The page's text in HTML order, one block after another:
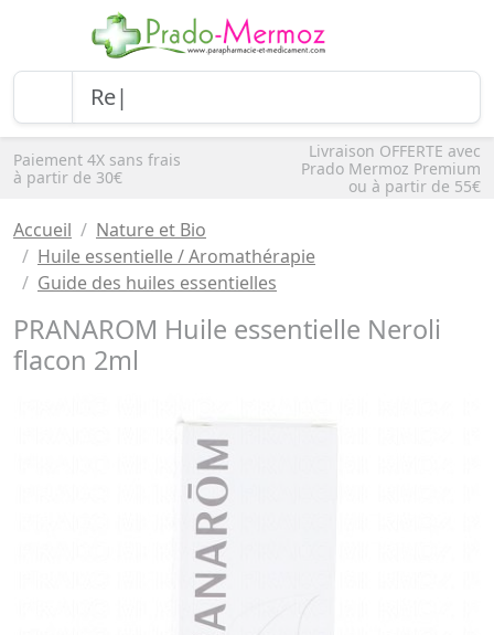
Paiement 4X sans frais
à partir de 30€
Livraison OFFERTE avec
Prado Mermoz Premium
ou à partir de 55€
Accueil
Nature et Bio
Huile essentielle / Aromathérapie
Guide des huiles essentielles
PRANAROM Huile essentielle Neroli
flacon 2ml